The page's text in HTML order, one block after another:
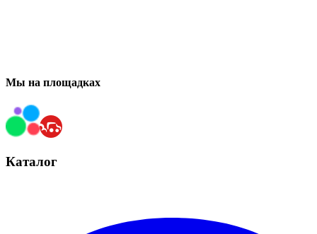
Мы на площадках
Каталог